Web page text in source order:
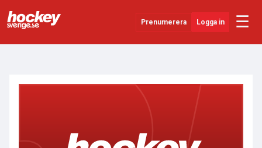
Prenumerera Logga in ☰